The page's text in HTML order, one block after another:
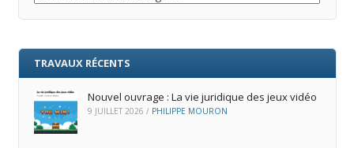
TRAVAUX RÉCENTS
Nouvel ouvrage : La vie juridique des jeux vidéo
9 JUILLET 2026 / PHILIPPE MOURON